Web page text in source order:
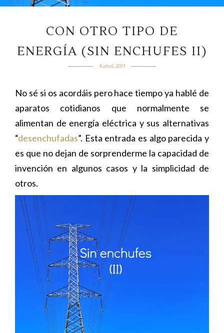
CON OTRO TIPO DE
ENERGÍA (SIN ENCHUFES II)
8 abril, 2013
No sé si os acordáis pero hace tiempo ya hablé de
aparatos cotidianos que normalmente se
alimentan de energía eléctrica y sus alternativas
“desenchufadas”. Esta entrada es algo parecida y
es que no dejan de sorprenderme la capacidad de
invención en algunos casos y la simplicidad de
otros.